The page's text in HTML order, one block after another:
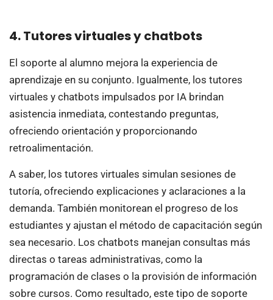
4. Tutores virtuales y chatbots
El soporte al alumno mejora la experiencia de
aprendizaje en su conjunto. Igualmente, los tutores
virtuales y chatbots impulsados por IA brindan
asistencia inmediata, contestando preguntas,
ofreciendo orientación y proporcionando
retroalimentación.
A saber, los tutores virtuales simulan sesiones de
tutoría, ofreciendo explicaciones y aclaraciones a la
demanda. También monitorean el progreso de los
estudiantes y ajustan el método de capacitación según
sea necesario. Los chatbots manejan consultas más
directas o tareas administrativas, como la
programación de clases o la provisión de información
sobre cursos. Como resultado, este tipo de soporte